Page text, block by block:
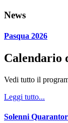
News
Pasqua 2026
Calendario
Vedi tutto il
Leggi tutto...
Solenni